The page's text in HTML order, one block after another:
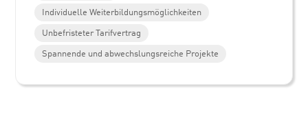
Individuelle Weiterbildungsmöglichkeiten
Unbefristeter Tarifvertrag
Spannende und abwechslungsreiche Projekte